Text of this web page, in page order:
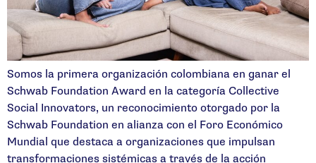
Somos la primera organización colombiana en ganar el
Schwab Foundation Award en la categoría Collective
Social Innovators, un reconocimiento otorgado por la
Schwab Foundation en alianza con el Foro Económico
Mundial que destaca a organizaciones que impulsan
transformaciones sistémicas a través de la acción